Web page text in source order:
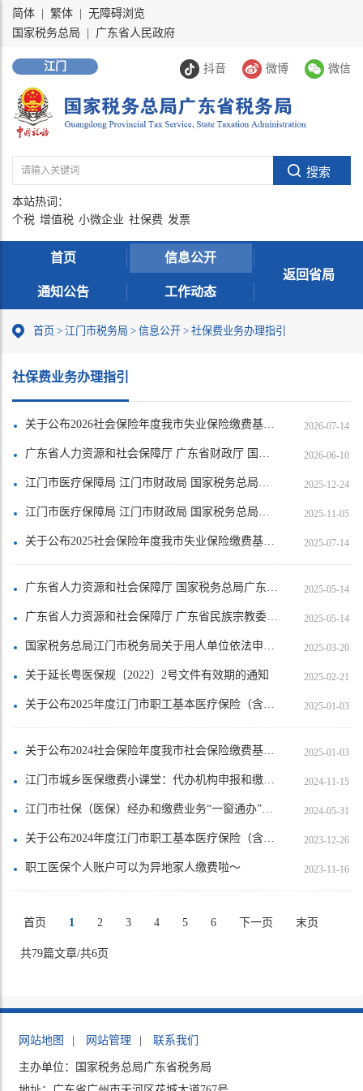
简体 繁体
无障碍浏览
国家税务总局
广东省人民政府
抖音 微博 微信
江门
本站热词：
个税 增值税 小微企业 社保费 发票
首页 信息公开
通知公告 工作动态
返回省局
首页 > 江门市税务局 > 信息公开 > 社保费业务办理指引
社保费业务办理指引
关于公布2026社会保险年度我市失业保险缴费基数上限的通知 2026-07-14
广东省人力资源和社会保障厅 广东省财政厅 国家税务总局广东省税务局关于印发《广东省灵活就业人员参加企业职工基本养老保险办法》的通知 2026-06-10
江门市医疗保障局 江门市财政局 国家税务总局江门市税务局关于公布2026年度江门市职工基本医疗保险（含生育保险）缴费标准的通知 2025-12-24
江门市医疗保障局 江门市财政局 国家税务总局江门市税务局关于公布2026年度江门市城乡居民基本医疗保险缴费标准的通知 2025-11-05
关于公布2025社会保险年度我市失业保险缴费基数上下限的通知 2025-07-14
广东省人力资源和社会保障厅 国家税务总局广东省税务局关于完善失业保险金“畅通领、安全办”的通知 2025-05-14
广东省人力资源和社会保障厅 广东省民族宗教委 广东省财政厅 国家税务总局广东省税务局关于进一步规范企业职工基本养老保险参保缴费政策的通知 2025-05-14
国家税务总局江门市税务局关于用人单位依法申报缴纳社会保险费的通告 2025-03-20
关于延长粤医保规〔2022〕2号文件有效期的通知 2025-02-21
关于公布2025年度江门市职工基本医疗保险（含生育保险）缴费标准的通知 2025-01-03
关于公布2024社会保险年度我市社会保险缴费基数上下限的通知 2025-01-03
江门市城乡医保缴费小课堂：代办机构申报和缴费篇 2024-11-15
江门市社保（医保）经办和缴费业务“一窗通办”清单和办理点 2024-05-31
关于公布2024年度江门市职工基本医疗保险（含生育保险）缴费标准的通知 2023-12-26
职工医保个人账户可以为异地家人缴费啦～ 2023-11-16
首页 1 2 3 4 5 6 下一页 末页
共79篇文章/共6页
网站地图 网站管理 联系我们
主办单位：国家税务总局广东省税务局